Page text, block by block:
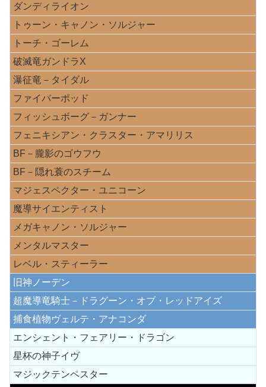
ダンディライオン
トゥーン・キャノン・ソルジャー
トーチ・ゴーレム
破滅竜ガンドラX
瀑征竜－タイダル
ファイバーポッド
フィッシュボーグ－ガンナー
フェニキシアン・クラスター・アマリリス
BF－朧影のゴウフウ
BF－隠れ蓑のスチーム
マジェスペクター・ユニコーン
魔導サイエンティスト
メガキャノン・ソルジャー
メンタルマスター
レベル・スティーラー
旧神ノーデン
超魔導竜騎士－ドラグーン・オブ・レッドアイズ
捕食植物ヴェルテ・アナコンダ
エンシェント・フェアリー・ドラゴン
星杯の神子イヴ
マジックテンペスター